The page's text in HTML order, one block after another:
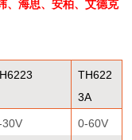
、海思、安柏、艾德克
TH622
3A
30V 0-60V